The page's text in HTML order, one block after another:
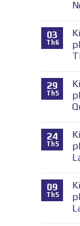
03
Th6
29
Th5
24
Th5
09
Th5